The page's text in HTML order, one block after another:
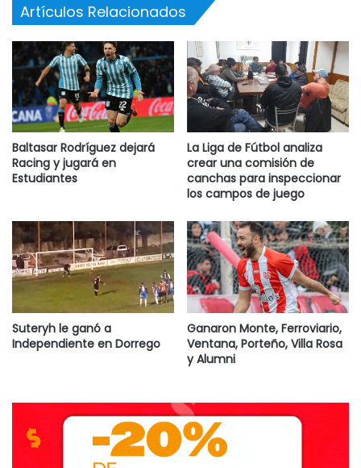
Artículos Relacionados
Baltasar Rodríguez dejará
Racing y jugará en
Estudiantes
La Liga de Fútbol analiza
crear una comisión de
canchas para inspeccionar
los campos de juego
Suteryh le ganó a
Independiente en Dorrego
Ganaron Monte, Ferroviario,
Ventana, Porteño, Villa Rosa
y Alumni